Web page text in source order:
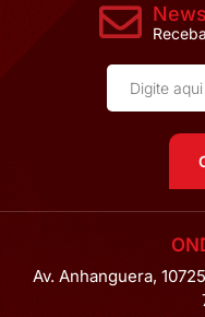
Av. Anhanguera,